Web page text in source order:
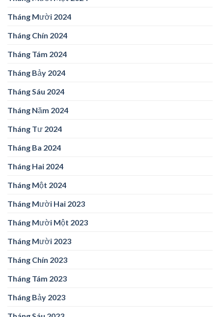
Tháng Mười 2024
Tháng Chín 2024
Tháng Tám 2024
Tháng Bảy 2024
Tháng Sáu 2024
Tháng Năm 2024
Tháng Tư 2024
Tháng Ba 2024
Tháng Hai 2024
Tháng Một 2024
Tháng Mười Hai 2023
Tháng Mười Một 2023
Tháng Mười 2023
Tháng Chín 2023
Tháng Tám 2023
Tháng Bảy 2023